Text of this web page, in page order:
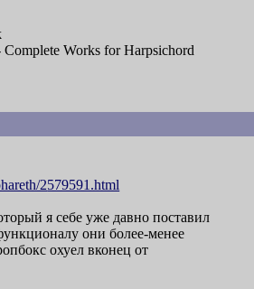
Complete Works for Harpsichord
2579591.html
я себе уже давно поставил
они более-менее
охуел вконец от